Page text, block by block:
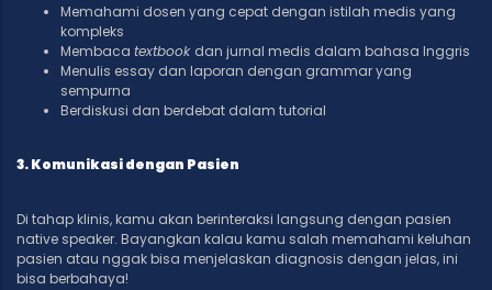
Memahami dosen yang cepat dengan istilah medis yang
kompleks
Membaca textbook dan jurnal medis dalam bahasa Inggris
Menulis essay dan laporan dengan grammar yang
sempurna
Berdiskusi dan berdebat dalam tutorial
3. Komunikasi dengan Pasien
Di tahap klinis, kamu akan berinteraksi langsung dengan pasien
native speaker. Bayangkan kalau kamu salah memahami keluhan
pasien atau nggak bisa menjelaskan diagnosis dengan jelas, ini
bisa berbahaya!